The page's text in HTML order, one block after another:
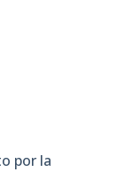
por la